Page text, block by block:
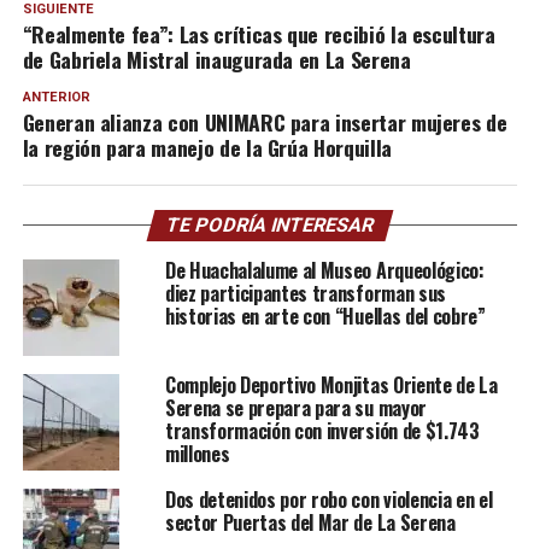
SIGUIENTE
“Realmente fea”: Las críticas que recibió la escultura
de Gabriela Mistral inaugurada en La Serena
ANTERIOR
Generan alianza con UNIMARC para insertar mujeres de
la región para manejo de la Grúa Horquilla
TE PODRÍA INTERESAR
De Huachalalume al Museo Arqueológico:
diez participantes transforman sus
historias en arte con “Huellas del cobre”
Complejo Deportivo Monjitas Oriente de La
Serena se prepara para su mayor
transformación con inversión de $1.743
millones
Dos detenidos por robo con violencia en el
sector Puertas del Mar de La Serena